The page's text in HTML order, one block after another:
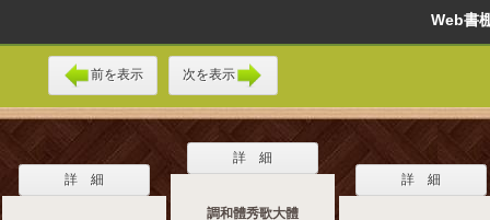
Web
前を表示 次を表示
詳 細
詳 細
調和體秀歌大體
詳 細